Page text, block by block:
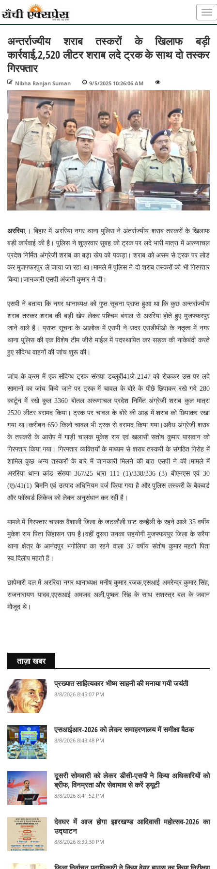
अन्तर्राज्यीय शराब तस्करों के खिलाफ बड़ी
कार्रवाई,2,520 लीटर शराब लदे ट्रक के साथ दो तस्कर
गिरफ्तार
Nibha Ranjan Suman 9/5/2025 10:26:06 AM
अररिया,। बिहार में अररिया नगर थाना पुलिस ने अंतर्राज्यीय शराब तस्करों के खिलाफ
बड़ी कार्रवाई की है। पुलिस ने शुक्रवार सुबह को ट्रक पर लदे भारी मात्रा में अरुणाचल
प्रदेश निर्मित अंग्रेजी शराब का बड़ा खेप को पकड़ा। शराब को असम से ट्रक पर लोड
कर मुजफ्फरपुर ले जाया जा रहा था।मामले में पुलिस ने दो शराब तस्करों को भी गिरफ्तार
किया।जानकारी एसपी अंजनी कुमार ने दी।
एसपी ने बताया कि नगर थानाध्यक्ष को गुप्त सूचना प्राप्त हुआ था कि कुछ अन्तर्राज्यीय
शराब तस्कर शराब की बड़ी खेप लेकर पश्चिम बंगाल से अररिया होते हुए मुजफ्फरपुर
जाने वाले है। प्राप्त सूचना के आलोक में एसपी ने सदर एसडीपीओ के नतृत्व में नगर
थाना पुलिस की एक विशेष टीम जीरो माईल में पदस्थापित कर सड़क की नाकेबंदी करते
हुए संदिग्ध वाहनों की जांच शुरू की।
जांच के क्रम में एक संदिग्ध ट्रक संख्या डब्लूबी41जे-2147 को रोककर उस पर लदे
सामानों का जांच किये जाने पर ट्रक में चावल के बोरे के पीछे छिपाकर रखे गये 280
कार्टून में रखे कुल 3360 बोतल अरूणाचल प्रदेश निर्मित अंग्रेजी शराब कुल मात्रा
2520 लीटर बरामद किया। ट्रक पर चावल के बोरे की आड़ में शराब को छिपाकर रखा
गया था।करीबन 650 किलो चावल भी ट्रक से बरामद किया गया।अवैध अंग्रेजी शराब
के तस्करी के आरोप में गाड़ी चालक मुकेश राय एवं खलासी सतोष कुमार पासवान को
गिरफ्तार किया गया। गिरफ्तार व्यक्तियों के माध्यम से शराब तस्करी के संगठित गिरोह में
शामिल कुछ अन्य तस्करों के बारे में जानकारी मिलने की बात एसपी ने की।मामले में
अररिया थाना कांड संख्या 367/25 धारा 111 (1)/338/336 (3) बीएनएस एवं 30
(ए)/41(1) बिमनि एवं उत्पाद अधिनियम दर्ज किया गया है और पुलिस तस्करी के बैकवर्ड
और फॉरवर्ड लिंकेज को लेकर अनुसंधान कर रही है।
मामले में गिरफ्तार चालक वैशाली जिला के जटकौली घाट कन्हैली के रहने आले 35 वर्षीय
मुकेश राय पिता सिंहासन राय है।वहीं दूसरा उनका सहयोगी मुजफ्फरपुर जिला के सरैया
थाना क्षेत्र के आनंदपुर भगोलिया का रहने वाला 37 वर्षीय संतोष कुमार महतो पिता
स्व.दिलीप महतो है।
छापेमारी दल में अररिया नगर थानाध्यक्ष मनीष कुमार रजक,एसआई अमरेन्द्र कुमार सिंह,
राजनारायण यादव,एएसआई अमजद अली,पुष्कर सिंह के साथ सशस्त्र बल के जवान
मौजूद थे।
ताज़ा खबर
प्रख्यात साहित्यकार भीष्म साहनी की मनाया गयी जयंती
8/8/2026 8:45:07 PM
एसआईआर-2026 को लेकर समाहरणालय में समीक्षा बैठक
8/8/2026 8:43:48 PM
दूसरी सोमवारी को लेकर डीसी-एसपी ने किया अधिकारियों को
ब्रीफ, विनम्रता और सेवाभाव से करें ड्यूटी
8/8/2026 8:41:52 PM
देवघर में आज होगा झारखण्ड आदिवासी महोत्सव-2026 का
उद्घाटन
8/8/2026 8:39:30 PM